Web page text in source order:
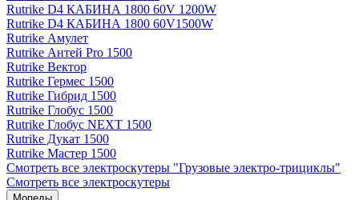
Rutrike D4 КАБИНА 1800 60V 1200W
Rutrike D4 КАБИНА 1800 60V1500W
Rutrike Амулет
Rutrike Антей Pro 1500
Rutrike Вектор
Rutrike Гермес 1500
Rutrike Гибрид 1500
Rutrike Глобус 1500
Rutrike Глобус NEXT 1500
Rutrike Дукат 1500
Rutrike Мастер 1500
Смотреть все электро­скутеры "Грузовые электро‑трициклы"
Смотреть все электро­скутеры